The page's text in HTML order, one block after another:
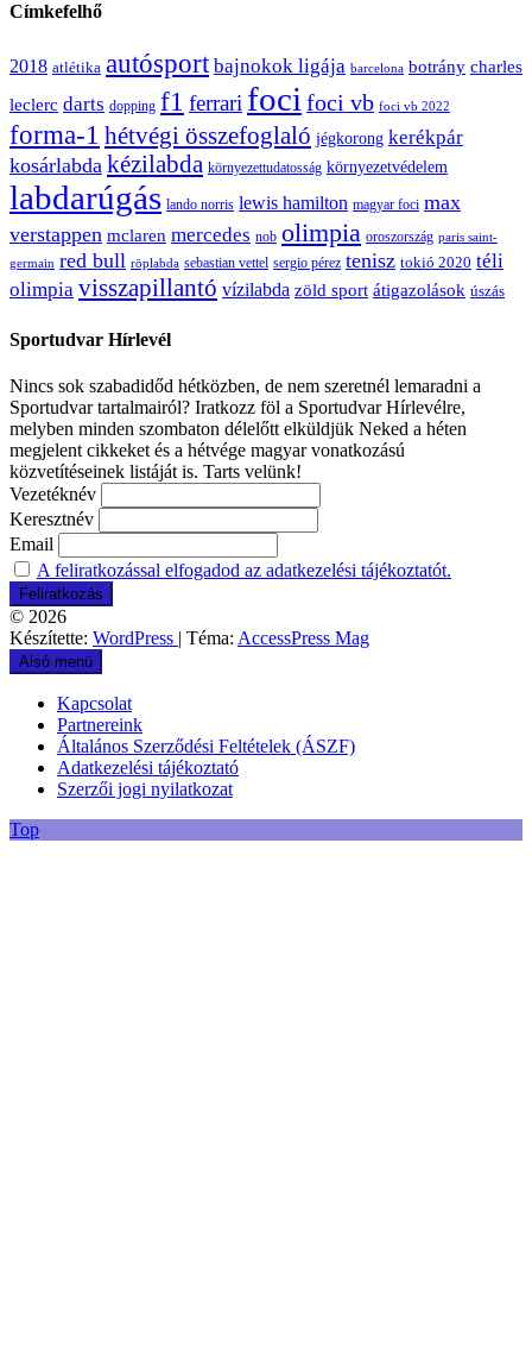
Címkefelhő
2018 atlétika autósport bajnokok ligája barcelona botrány charles
leclerc darts dopping f1 ferrari foci foci vb foci vb 2022
forma-1 hétvégi összefoglaló jégkorong kerékpár
kosárlabda kézilabda környezettudatosság környezetvédelem
labdarúgás lando norris lewis hamilton magyar foci max
verstappen mclaren mercedes nob olimpia oroszország paris saint-
germain red bull röplabda sebastian vettel sergio pérez tenisz tokió 2020 téli
olimpia visszapillantó vízilabda zöld sport átigazolások úszás
Sportudvar Hírlevél
Nincs sok szabadidőd hétközben, de nem szeretnél lemaradni a
Sportudvar tartalmairól? Iratkozz föl a Sportudvar Hírlevélre,
melyben minden szombaton délelőtt elküldjük Neked a héten
megjelent cikkeket és a hétvége magyar vonatkozású
közvetítéseinek listáját is. Tarts velünk!
Vezetéknév
Keresztnév
Email
A feliratkozással elfogadod az adatkezelési tájékoztatót.
© 2026
Készítette: WordPress | Téma: AccessPress Mag
Alsó menü
Kapcsolat
Partnereink
Általános Szerződési Feltételek (ÁSZF)
Adatkezelési tájékoztató
Szerzői jogi nyilatkozat
Top